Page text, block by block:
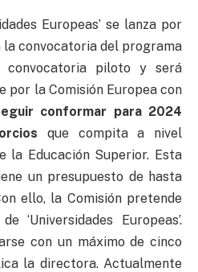
Europeas’ se lanza por
la convocatoria del programa
convocatoria piloto y será
por la Comisión Europea con
conformar para 2024
que compita a nivel
la Educación Superior. Esta
un presupuesto de hasta
ello, la Comisión pretende
‘Universidades Europeas’.
con un máximo de cinco
la directora. Actualmente